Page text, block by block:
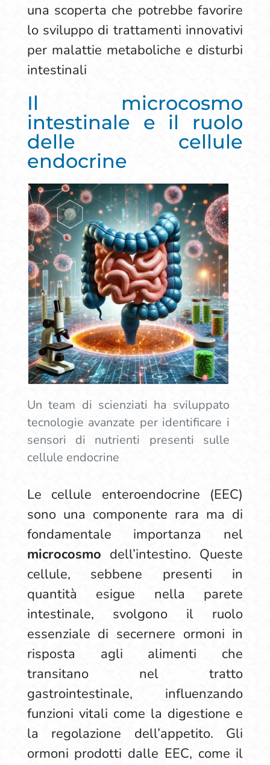
una scoperta che potrebbe favorire
lo sviluppo di trattamenti innovativi
per malattie metaboliche e disturbi
intestinali
Il microcosmo
intestinale e il ruolo
delle cellule
endocrine
Un team di scienziati ha sviluppato
tecnologie avanzate per identificare i
sensori di nutrienti presenti sulle
cellule endocrine
Le cellule enteroendocrine (EEC)
sono una componente rara ma di
fondamentale importanza nel
microcosmo dell’intestino. Queste
cellule, sebbene presenti in
quantità esigue nella parete
intestinale, svolgono il ruolo
essenziale di secernere ormoni in
risposta agli alimenti che
transitano nel tratto
gastrointestinale, influenzando
funzioni vitali come la digestione e
la regolazione dell’appetito. Gli
ormoni prodotti dalle EEC, come il